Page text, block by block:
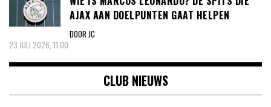
AJAX AAN DOELPUNTEN GAAT HELPEN
DOOR JC
23 JULI 2026, 11:00
CLUB NIEUWS